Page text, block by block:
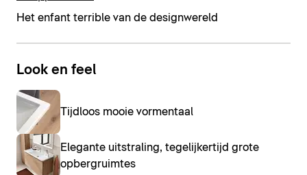
Het enfant terrible van de designwereld
Look en feel
Tijdloos mooie vormentaal
Elegante uitstraling, tegelijkertijd grote
opbergruimtes